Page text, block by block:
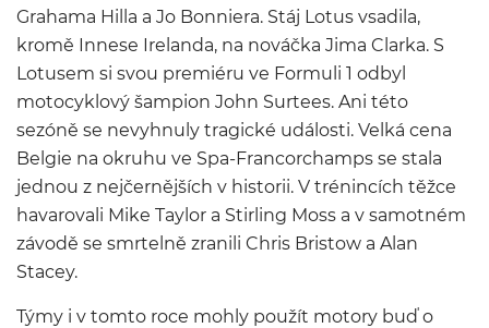
Grahama Hilla a Jo Bonniera. Stáj Lotus vsadila,
kromě Innese Irelanda, na nováčka Jima Clarka. S
Lotusem si svou premiéru ve Formuli 1 odbyl
motocyklový šampion John Surtees. Ani této
sezóně se nevyhnuly tragické události. Velká cena
Belgie na okruhu ve Spa-Francorchamps se stala
jednou z nejčernějších v historii. V trénincích těžce
havarovali Mike Taylor a Stirling Moss a v samotném
závodě se smrtelně zranili Chris Bristow a Alan
Stacey.
Týmy i v tomto roce mohly použít motory buď o